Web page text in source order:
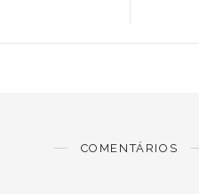
COMENTÁRIOS